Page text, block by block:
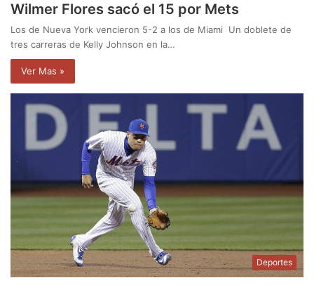
Wilmer Flores sacó el 15 por Mets
Los de Nueva York vencieron 5-2 a los de Miami Un doblete de
tres carreras de Kelly Johnson en la…
Ver Mas »
Deportes